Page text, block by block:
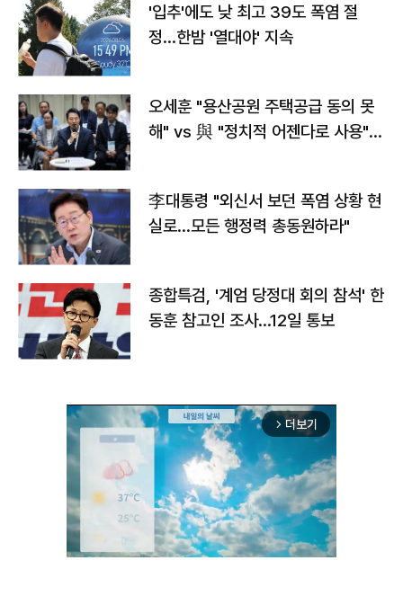
'입추'에도 낮 최고 39도 폭염 절
정…한밤 '열대야' 지속
오세훈 "용산공원 주택공급 동의 못
해" vs 與 "정치적 어젠다로 사용"
李대통령 "외신서 보던 폭염 상황 현
실로…모든 행정력 총동원하라"
종합특검, '계엄 당정대 회의 참석' 한
동훈 참고인 조사...12일 통보
arrow_forward_ios 더보기